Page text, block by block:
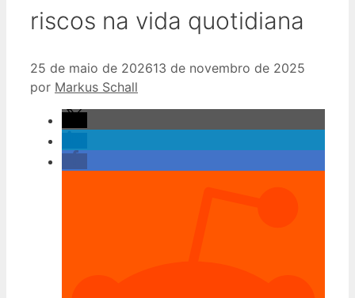
riscos na vida quotidiana
25 de maio de 202613 de novembro de 2025
por Markus Schall